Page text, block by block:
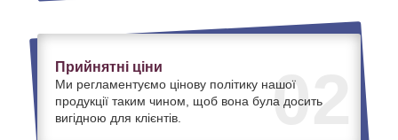
02
Прийнятні ціни
Ми регламентуємо цінову політику нашої
продукції таким чином, щоб вона була досить
вигідною для клієнтів.